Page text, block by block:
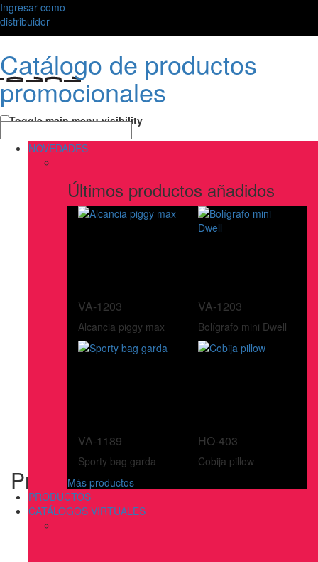
Ingresar como
distribuidor
Catálogo de productos
promocionales
Toggle main menu visibility
NOVEDADES
Últimos productos añadidos
VA-1203
Alcancia piggy max
VA-1203
Bolígrafo mini Dwell
VA-1189
Sporty bag garda
HO-403
Cobija pillow
Más productos
PRODUCTOS
CATÁLOGOS VIRTUALES
Producto Descontinuado